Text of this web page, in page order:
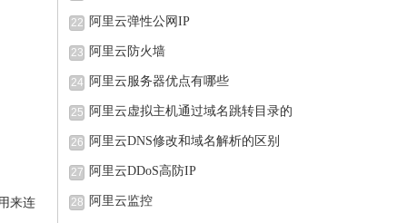
来连
22 阿里云弹性公网IP
23 阿里云防火墙
24 阿里云服务器优点有哪些
25 阿里云虚拟主机通过域名跳转目录的
26 阿里云DNS修改和域名解析的区别
27 阿里云DDoS高防IP
28 阿里云监控